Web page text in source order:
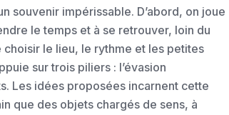
souvenir impérissable. D’abord, on joue
le temps et à se retrouver, loin du
le lieu, le rythme et les petites
sur trois piliers : l’évasion
Les idées proposées incarnent cette
que des objets chargés de sens, à